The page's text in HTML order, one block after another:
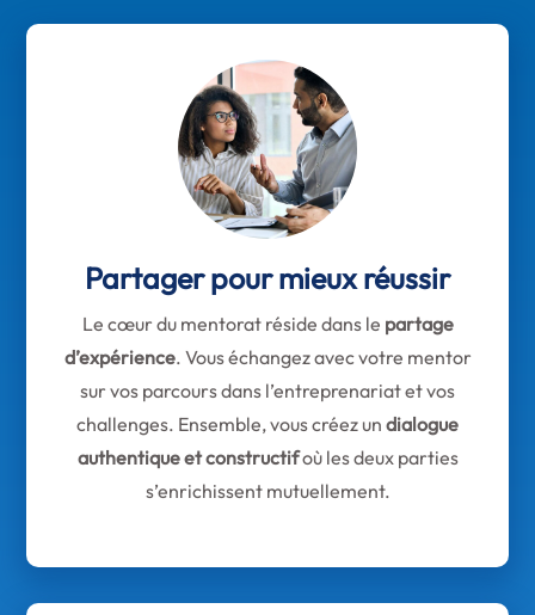
Partager pour mieux réussir
Le cœur du mentorat réside dans le partage
d’expérience. Vous échangez avec votre mentor
sur vos parcours dans l’entreprenariat et vos
challenges. Ensemble, vous créez un dialogue
authentique et constructifoù les deux parties
s’enrichissent mutuellement.